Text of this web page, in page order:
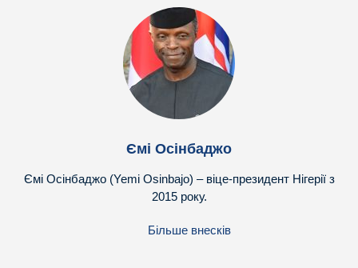
Ємі Осінбаджо
Ємі Осінбаджо (Yemi Osinbajo) – віце-президент Нігерії з
2015 року.
Більше внесків